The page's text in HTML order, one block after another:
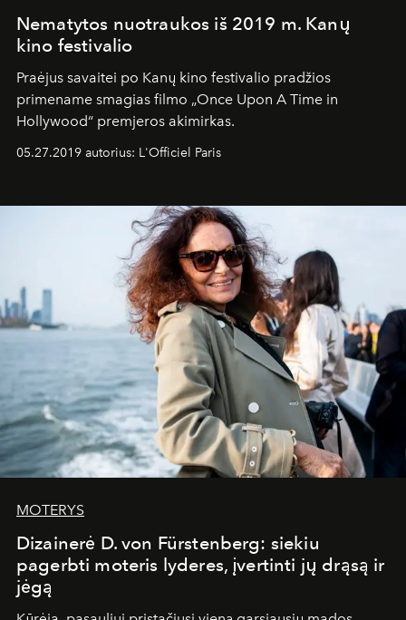
Nematytos nuotraukos iš 2019 m. Kanų
kino festivalio
Praėjus savaitei po Kanų kino festivalio pradžios
primename smagias filmo „Once Upon A Time in
Hollywood“ premjeros akimirkas.
05.27.2019 autorius: L'Officiel Paris
MOTERYS
Dizainerė D. von Fürstenberg: siekiu
pagerbti moteris lyderes, įvertinti jų drąsą ir
jėgą